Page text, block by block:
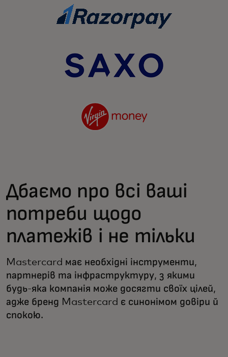
Дбаємо про всі ваші
потреби щодо
платежів і не тільки
Mastercard має необхідні інструменти,
партнерів та інфраструктуру, з якими
будь-яка компанія може досягти своїх цілей,
адже бренд Mastercard є синонімом довіри й
спокою.